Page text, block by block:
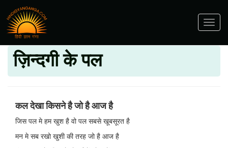
Toggle
ज़िन्दगी के पल
कल देखा किसने है जो है आज है
जिस पल मे हम खुश है वो पल सबसे खूबसूरत है
मन मे सब रखो खुशी की तरह जो है आज है